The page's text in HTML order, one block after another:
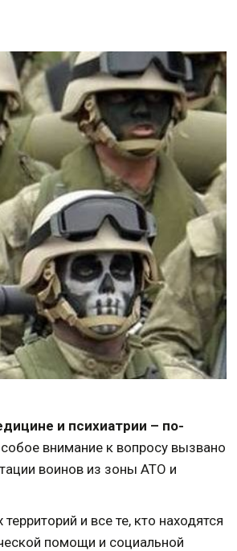
и психиатрии – по-
внимание к вопросу вызвано
воинов из зоны АТО и
и все те, кто находятся
помощи и социальной